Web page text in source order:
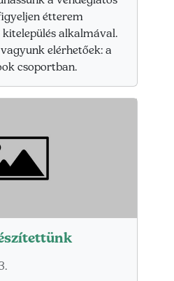
étterem
alkalmával.
elérhetőek: a
csoportban.